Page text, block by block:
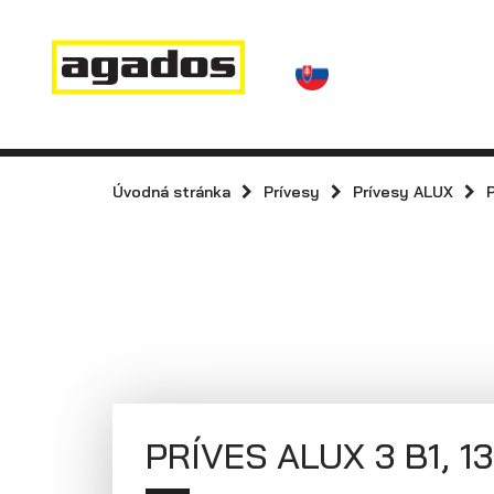
Novinky a články
Prívesy
Agados
kolesami vedľa
Úvodná stránka Prívesy Prívesy ALUX
PRÍVES ALUX 3 B1,